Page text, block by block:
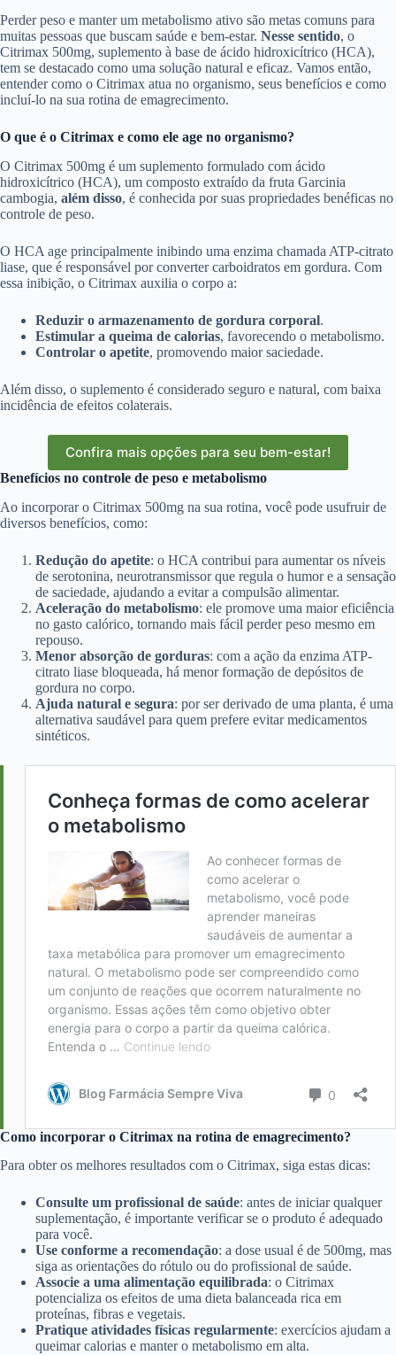
Perder peso e manter um metabolismo ativo são metas comuns para
muitas pessoas que buscam saúde e bem-estar. Nesse sentido, o
Citrimax 500mg, suplemento à base de ácido hidroxicítrico (HCA),
tem se destacado como uma solução natural e eficaz. Vamos então,
entender como o Citrimax atua no organismo, seus benefícios e como
incluí-lo na sua rotina de emagrecimento.
O que é o Citrimax e como ele age no organismo?
O Citrimax 500mg é um suplemento formulado com ácido
hidroxicítrico (HCA), um composto extraído da fruta Garcinia
cambogia, além disso, é conhecida por suas propriedades benéficas no
controle de peso.
O HCA age principalmente inibindo uma enzima chamada ATP-citrato
liase, que é responsável por converter carboidratos em gordura. Com
essa inibição, o Citrimax auxilia o corpo a:
Reduzir o armazenamento de gordura corporal.
Estimular a queima de calorias, favorecendo o metabolismo.
Controlar o apetite, promovendo maior saciedade.
Além disso, o suplemento é considerado seguro e natural, com baixa
incidência de efeitos colaterais.
Confira mais opções para seu bem-estar!
Benefícios no controle de peso e metabolismo
Ao incorporar o Citrimax 500mg na sua rotina, você pode usufruir de
diversos benefícios, como:
Redução do apetite: o HCA contribui para aumentar os níveis
de serotonina, neurotransmissor que regula o humor e a sensação
de saciedade, ajudando a evitar a compulsão alimentar.
Aceleração do metabolismo: ele promove uma maior eficiência
no gasto calórico, tornando mais fácil perder peso mesmo em
repouso.
Menor absorção de gorduras: com a ação da enzima ATP-
citrato liase bloqueada, há menor formação de depósitos de
gordura no corpo.
Ajuda natural e segura: por ser derivado de uma planta, é uma
alternativa saudável para quem prefere evitar medicamentos
sintéticos.
Como incorporar o Citrimax na rotina de emagrecimento?
Para obter os melhores resultados com o Citrimax, siga estas dicas:
Consulte um profissional de saúde: antes de iniciar qualquer
suplementação, é importante verificar se o produto é adequado
para você.
Use conforme a recomendação: a dose usual é de 500mg, mas
siga as orientações do rótulo ou do profissional de saúde.
Associe a uma alimentação equilibrada: o Citrimax
potencializa os efeitos de uma dieta balanceada rica em
proteínas, fibras e vegetais.
Pratique atividades físicas regularmente: exercícios ajudam a
queimar calorias e manter o metabolismo em alta.